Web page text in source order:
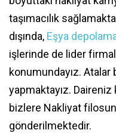
taşımacılık
dışında, Eşya
işlerinde de lider
konumundayız.
yapmaktayız.
bizlere Nakliyat
gönderilmektedir.